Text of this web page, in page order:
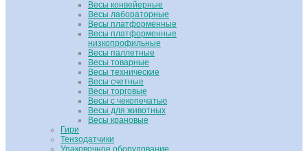
Весы конвейерные
Весы лабораторные
Весы платформенные
Весы платформенные
низкопрофильные
Весы паллетные
Весы товарные
Весы технические
Весы счетные
Весы торговые
Весы с чекопечатью
Весы для животных
Весы крановые
Гири
Тензодатчики
Упаковочное оборудование